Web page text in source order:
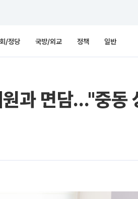
/정당 국방/외교 정책 일반
과 면담…"중동